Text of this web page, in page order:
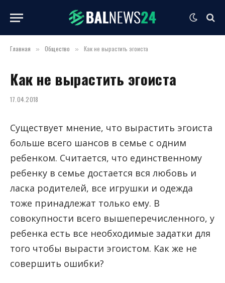
Главная » Общество » Как не вырастить эгоиста
Как не вырастить эгоиста
17.04.2018
Существует мнение, что вырастить эгоиста
больше всего шансов в семье с одним
ребенком. Считается, что единственному
ребенку в семье достается вся любовь и
ласка родителей, все игрушки и одежда
тоже принадлежат только ему. В
совокупности всего вышеперечисленного, у
ребенка есть все необходимые задатки для
того чтобы вырасти эгоистом. Как же не
совершить ошибки?